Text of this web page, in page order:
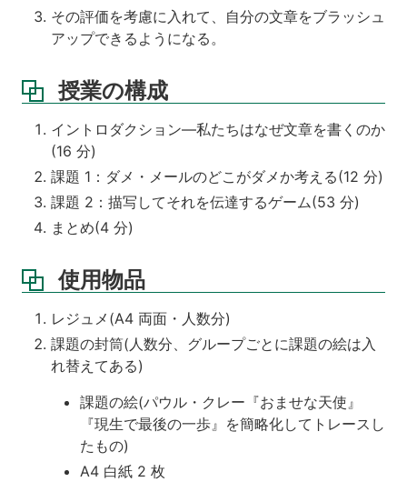
その評価を考慮に入れて、自分の文章をブラッシュ
アップできるようになる。
授業の構成
イントロダクション—私たちはなぜ文章を書くのか
(16 分)
課題 1：ダメ・メールのどこがダメか考える(12 分)
課題 2：描写してそれを伝達するゲーム(53 分)
まとめ(4 分)
使用物品
レジュメ(A4 両面・人数分)
課題の封筒(人数分、グループごとに課題の絵は入
れ替えてある)
課題の絵(パウル・クレー『おませな天使』
『現生で最後の一歩』を簡略化してトレースし
たもの)
A4 白紙 2 枚